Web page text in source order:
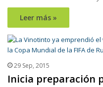
Leer más »
29 Sep, 2015
Inicia preparación